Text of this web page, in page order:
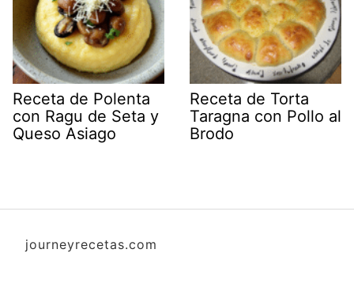
Receta de Polenta
con Ragu de Seta y
Queso Asiago
Receta de Torta
Taragna con Pollo al
Brodo
journeyrecetas.com